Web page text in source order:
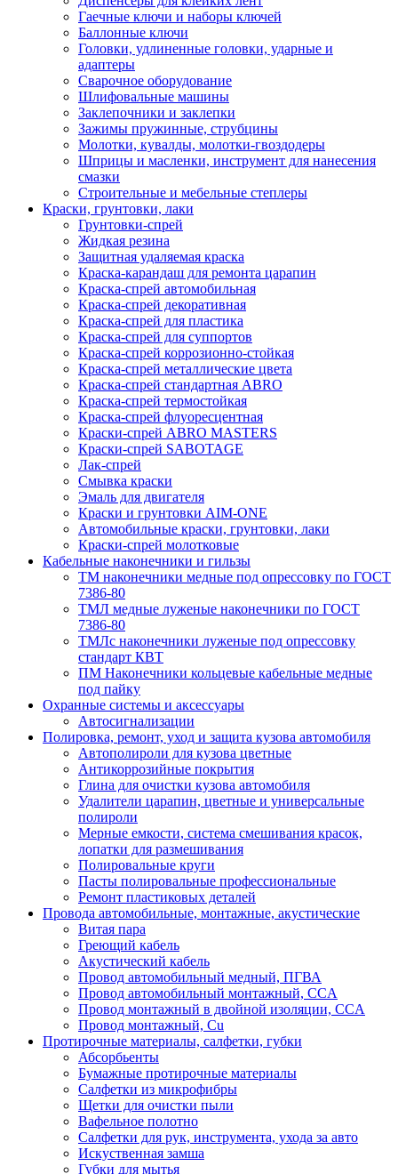
Гаечные ключи и наборы ключей
Баллонные ключи
Головки, удлиненные головки, ударные и
адаптеры
Сварочное оборудование
Шлифовальные машины
Заклепочники и заклепки
Зажимы пружинные, струбцины
Молотки, кувалды, молотки-гвоздодеры
Шприцы и масленки, инструмент для нанесения
смазки
Строительные и мебельные степлеры
Краски, грунтовки, лаки
Грунтовки-спрей
Жидкая резина
Защитная удаляемая краска
Краска-карандаш для ремонта царапин
Краска-спрей автомобильная
Краска-спрей декоративная
Краска-спрей для пластика
Краска-спрей для суппортов
Краска-спрей коррозионно-стойкая
Краска-спрей металлические цвета
Краска-спрей стандартная ABRO
Краска-спрей термостойкая
Краска-спрей флуоресцентная
Краски-спрей ABRO MASTERS
Краски-спрей SABOTAGE
Лак-спрей
Смывка краски
Эмаль для двигателя
Краски и грунтовки AIM-ONE
Автомобильные краски, грунтовки, лаки
Краски-спрей молотковые
Кабельные наконечники и гильзы
ТМ наконечники медные под опрессовку по ГОСТ
7386-80
ТМЛ медные луженые наконечники по ГОСТ
7386-80
ТМЛс наконечники луженые под опрессовку
стандарт КВТ
ПМ Наконечники кольцевые кабельные медные
под пайку
Охранные системы и аксессуары
Автосигнализации
Полировка, ремонт, уход и защита кузова автомобиля
Автополироли для кузова цветные
Антикоррозийные покрытия
Глина для очистки кузова автомобиля
Удалители царапин, цветные и универсальные
полироли
Мерные емкости, система смешивания красок,
лопатки для размешивания
Полировальные круги
Пасты полировальные профессиональные
Ремонт пластиковых деталей
Провода автомобильные, монтажные, акустические
Витая пара
Греющий кабель
Акустический кабель
Провод автомобильный медный, ПГВА
Провод автомобильный монтажный, CCA
Провод монтажный в двойной изоляции, CCA
Провод монтажный, Cu
Протирочные материалы, салфетки, губки
Абсорбьенты
Бумажные протирочные материалы
Салфетки из микрофибры
Щетки для очистки пыли
Вафельное полотно
Салфетки для рук, инструмента, ухода за авто
Искуственная замша
Губки для мытья